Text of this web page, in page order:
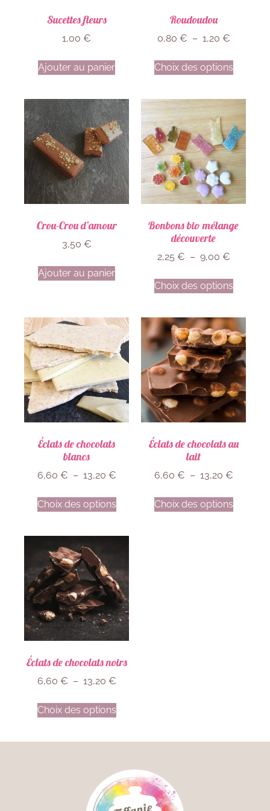
Sucettes fleurs
1,00 €
Ajouter au panier
Roudoudou
0,80 € – 1,20 €
Choix des options
Crou-Crou d’amour
3,50 €
Ajouter au panier
Bonbons bio mélange
découverte
2,25 € – 9,00 €
Choix des options
Éclats de chocolats
blancs
6,60 € – 13,20 €
Choix des options
Éclats de chocolats au
lait
6,60 € – 13,20 €
Choix des options
Éclats de chocolats noirs
6,60 € – 13,20 €
Choix des options